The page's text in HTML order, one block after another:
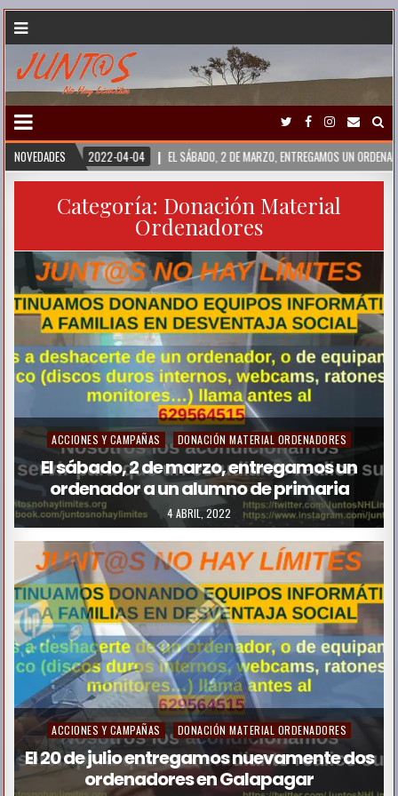
NOVEDADES
2022-04-04 EL SÁBADO, 2 DE MARZO, ENTREGAMOS UN ORDENADOR A UN
Categoría: Donación Material
Ordenadores
P
o
s
t
e
d
i
n
ACCIONES Y CAMPAÑAS DONACIÓN MATERIAL ORDENADORES
El sábado, 2 de marzo, entregamos un
ordenador a un alumno de primaria
4 ABRIL, 2022
P
o
s
ACCIONES Y CAMPAÑAS DONACIÓN MATERIAL ORDENADORES
El 20 de julio entregamos nuevamente dos
ordenadores en Galapagar